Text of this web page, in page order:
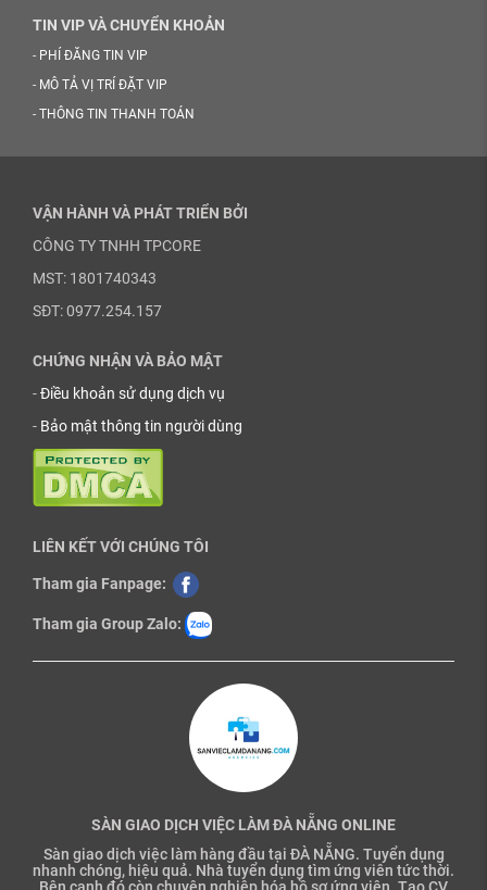
TIN VIP VÀ CHUYỂN KHOẢN
- PHÍ ĐĂNG TIN VIP
- MÔ TẢ VỊ TRÍ ĐẶT VIP
- THÔNG TIN THANH TOÁN
VẬN HÀNH VÀ PHÁT TRIỂN BỞI
CÔNG TY TNHH TPCORE
MST: 1801740343
SĐT: 0977.254.157
CHỨNG NHẬN VÀ BẢO MẬT
-Điều khoản sử dụng dịch vụ
- Bảo mật thông tin người dùng
LIÊN KẾT VỚI CHÚNG TÔI
Tham gia Fanpage:
Tham gia Group Zalo:
SÀN GIAO DỊCH VIỆC LÀM ĐÀ NẴNG ONLINE
Sàn giao dịch việc làm hàng đầu tại ĐÀ NẴNG. Tuyển dụng
nhanh chóng, hiệu quả. Nhà tuyển dụng tìm ứng viên tức thời.